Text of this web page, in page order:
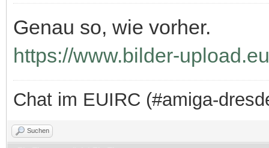
Genau so, wie vorher.
https://www.bilder-
Chat im EUIRC (#amiga-
Suchen